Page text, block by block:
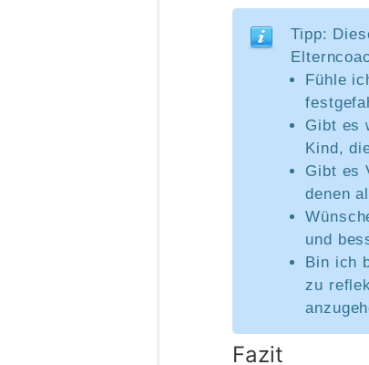
Tipp:
Fühle
Gibt es
Kind,
Gibt es
denen
und
Bin ich
zu
Fazit